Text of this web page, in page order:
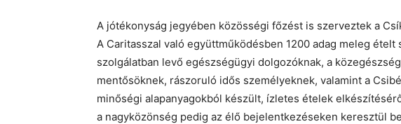
A jótékonyság jegyében közösségi főzést is szerveztek a
A Caritasszal való együttműködésben 1200 adag meleg
szolgálatban levő egészségügyi dolgozóknak, a
mentősöknek, rászoruló idős személyeknek, valamint a
minőségi alapanyagokból készült, ízletes ételek
a nagyközönség pedig az élő bejelentkezéseken keresztül